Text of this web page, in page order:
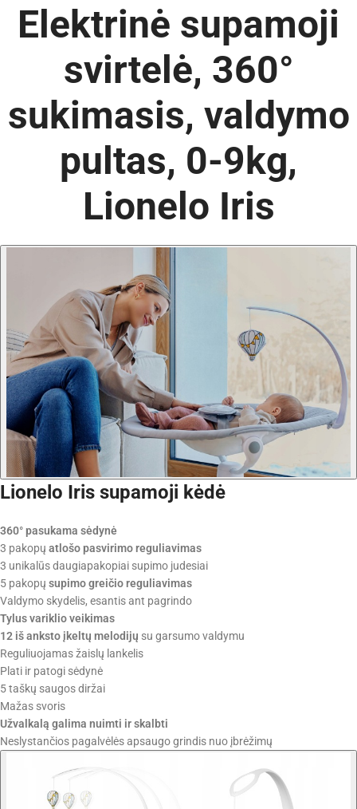
Elektrinė supamoji
svirtelė, 360°
sukimasis, valdymo
pultas, 0-9kg,
Lionelo Iris
Lionelo Iris supamoji kėdė
360° pasukama sėdynė
3 pakopų atlošo pasvirimo reguliavimas
3 unikalūs daugiapakopiai supimo judesiai
5 pakopų supimo greičio reguliavimas
Valdymo skydelis, esantis ant pagrindo
Tylus variklio veikimas
12 iš anksto įkeltų melodijų su garsumo valdymu
Reguliuojamas žaislų lankelis
Plati ir patogi sėdynė
5 taškų saugos diržai
Mažas svoris
Užvalkalą galima nuimti ir skalbti
Neslystančios pagalvėlės apsaugo grindis nuo įbrėžimų